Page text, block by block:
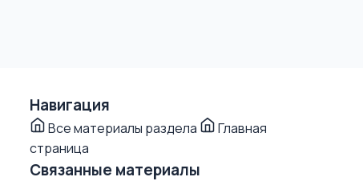
Навигация
Все материалы раздела
Главная
страница
Связанные материалы